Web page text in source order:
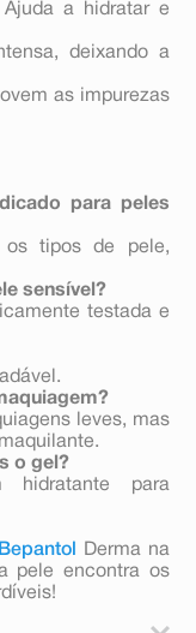
a hidratar e
deixando a
as impurezas
para peles
os tipos de pele,
sensível?
testada e
leves, mas
o gel?
hidratante para
Bepantol
Derma na
pele encontra os